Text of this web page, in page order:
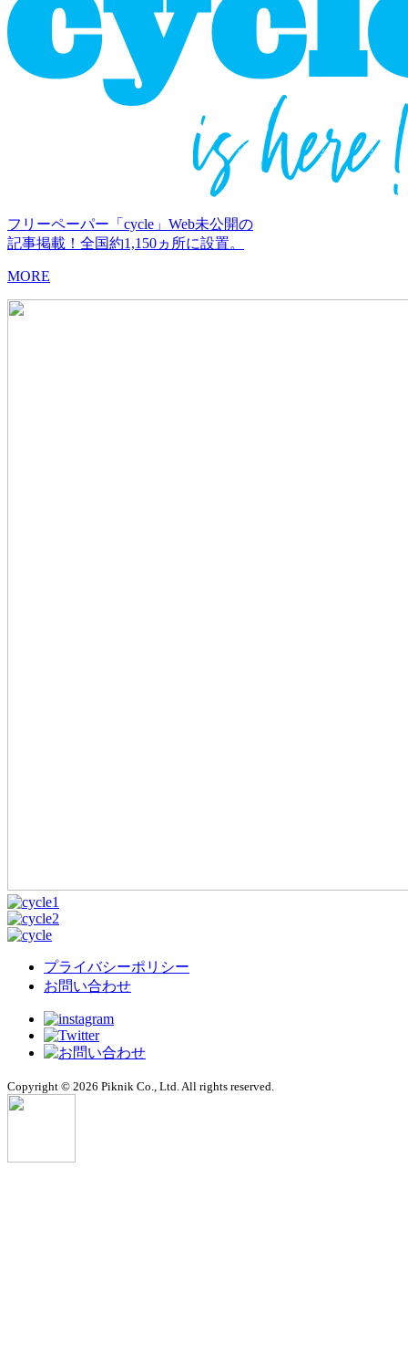
フリーペーパー「cycle」Web未公開の
記事掲載！全国約1,150ヵ所に設置。
MORE
プライバシーポリシー
お問い合わせ
Copyright © 2026 Piknik Co., Ltd. All rights reserved.